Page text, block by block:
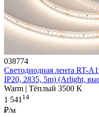
038774
Светодиодная лента RT-
IP20, 2835, 5m) (Arlight,
Warm | Тёплый 3500 K
1 541 14
₽/м